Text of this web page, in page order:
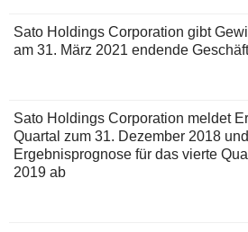
Sato Holdings Corporation gibt
am 31. März 2021 endende
Sato Holdings Corporation meldet
Quartal zum 31. Dezember 2018
Ergebnisprognose für das vierte
2019 ab